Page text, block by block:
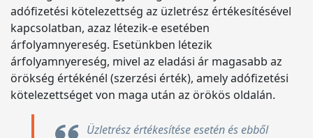
adófizetési kötelezettség az üzletrész értékesítésével
kapcsolatban, azaz létezik-e esetében
árfolyamnyereség. Esetünkben létezik
árfolyamnyereség, mivel az eladási ár magasabb az
örökség értékénél (szerzési érték), amely adófizetési
kötelezettséget von maga után az örökös oldalán.
Üzletrész értékesítése esetén és ebből